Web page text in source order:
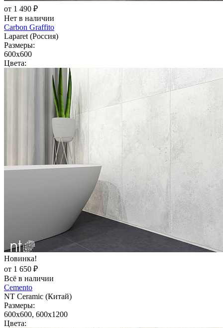
от 1 490 ₽
Нет в наличии
Carbon Graffito
Laparet (Россия)
Размеры:
600x600
Цвета:
Новинка!
от 1 650 ₽
Всё в наличии
Cemento
NT Ceramic (Китай)
Размеры:
600x600, 600x1200
Цвета: